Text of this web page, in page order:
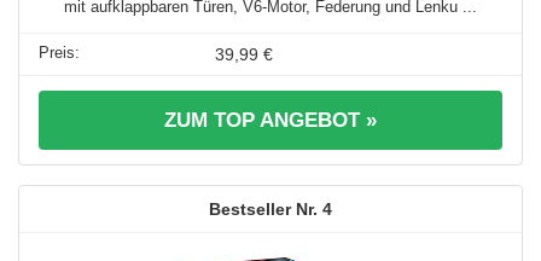
mit aufklappbaren Türen, V6-Motor, Federung und Lenku ...
39,99 €
ZUM TOP ANGEBOT »
4